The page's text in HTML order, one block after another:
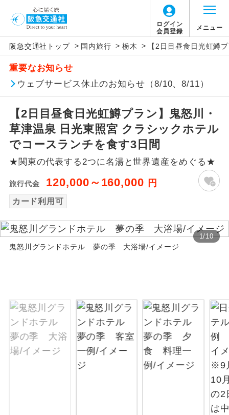
ログイン
会員登録
メニュー
阪急交通社トップ > 国内旅行 > 栃木 > 【2日目昼食日光虹鱒
重要なお知らせ
ウェブサービス休止のお知らせ（8/10、8/11）
【2日目昼食日光虹鱒プラン】鬼怒川・
草津温泉 日光東照宮 クラシックホテル
でコースランチを食す3日間
★関東の代表する2つに名湯と世界遺産をめぐる★
旅行代金 120,000～160,000 円
カード利用可
1/10
鬼怒川グランドホテル 夢の季 大浴場/イメージ
アイコン 説明
添乗員同行
往路出発空港（駅）から復路到着空港
（駅）まで同行します。
現地添乗員同
行
現地到着空港（駅）から最終日出発空港
（駅）まで添乗員が同行します。
バスガイド乗
務
バスガイドが乗務し、車内での観光案内
があります。
新コース 初登場のコースです。
然遺産を訪ねるコースです。
絶景 絶景スポットに立ち寄るコースです。
露天風呂
ご宿泊ホテルに露天風呂が付いていま
す。
大浴場 ご宿泊ホテルに大浴場が付いています。
全てのお食事が付いていますので、お食
お部屋にてゆっくりとお召し上がりいた